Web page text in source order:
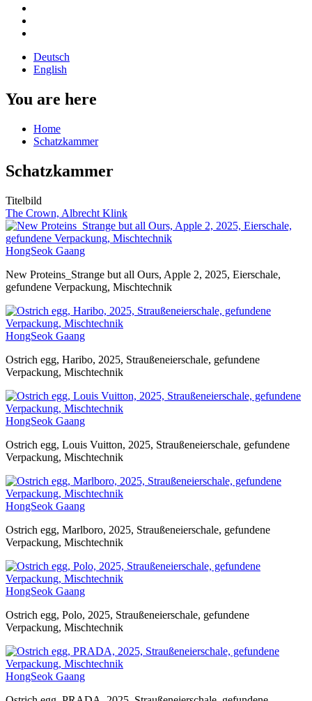
Deutsch
English
You are here
Home
Schatzkammer
Schatzkammer
Titelbild
The Crown, Albrecht Klink
HongSeok Gaang
New Proteins_Strange but all Ours, Apple 2, 2025, Eierschale,
gefundene Verpackung, Mischtechnik
HongSeok Gaang
Ostrich egg, Haribo, 2025, Straußeneierschale, gefundene
Verpackung, Mischtechnik
HongSeok Gaang
Ostrich egg, Louis Vuitton, 2025, Straußeneierschale, gefundene
Verpackung, Mischtechnik
HongSeok Gaang
Ostrich egg, Marlboro, 2025, Straußeneierschale, gefundene
Verpackung, Mischtechnik
HongSeok Gaang
Ostrich egg, Polo, 2025, Straußeneierschale, gefundene
Verpackung, Mischtechnik
HongSeok Gaang